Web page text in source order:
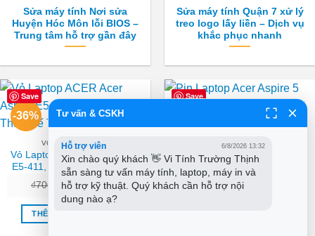
Sửa máy tính Nơi sửa
Huyện Hóc Môn lỗi BIOS –
Trung tâm hỗ trợ gần đây
Sửa máy tính Quận 7 xử lý
treo logo lấy liền – Dịch vụ
khắc phục nhanh
Save
-36%
VỎ LAPTOP ACER
Vỏ Laptop ACER Acer Aspire
E5-411, E5-411G – Thay thế
Trong ngày TPHCM
₫700,000 Giá
gốc
là:
₫450,000Giá
hiện
THÊM VÀO GIỎ HÀNG
Save
PIN LAPTOP ACER
Pin Laptop Acer Aspire 5
A517-56G – Thay Nhanh Tại
TPHCM | Giá Rẻ
₫ 950,000 Giá
₫
Tư vấn & CSKH
Hỗ trợ viên 6/8/2026 13:32
Xin chào quý khách 👋 Vi Tính Trường Thịnh
sẵn sàng tư vấn máy tính, laptop, máy in và
hỗ trợ kỹ thuật. Quý khách cần hỗ trợ nội
dung nào ạ?